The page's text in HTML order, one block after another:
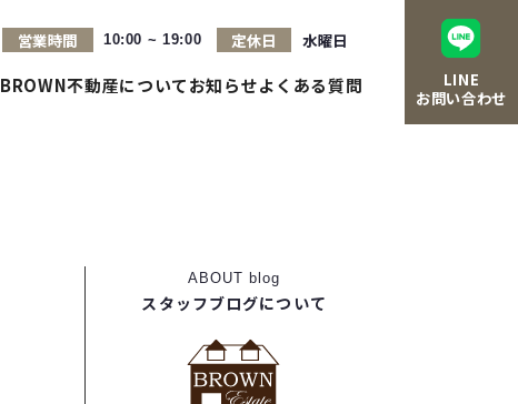
営業時間 10:00 ~ 19:00 定休日 水曜日
BROWN不動産についてお知らせよくある質問
LINE
お問い合わせ
ABOUT blog
スタッフブログについて